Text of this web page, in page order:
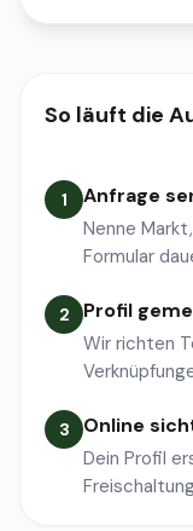
So läuft die
1 Anfrage
Nenne
Formular
2 Profil
Wir richten
3 Online
Dein Profil